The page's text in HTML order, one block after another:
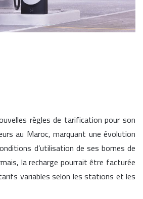
règles de tarification pour son
au Maroc, marquant une évolution
d’utilisation de ses bornes de
la recharge pourrait être facturée
variables selon les stations et les